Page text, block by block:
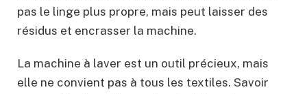
pas le linge plus propre, mais peut laisser des
résidus et encrasser la machine.
La machine à laver est un outil précieux, mais
elle ne convient pas à tous les textiles. Savoir